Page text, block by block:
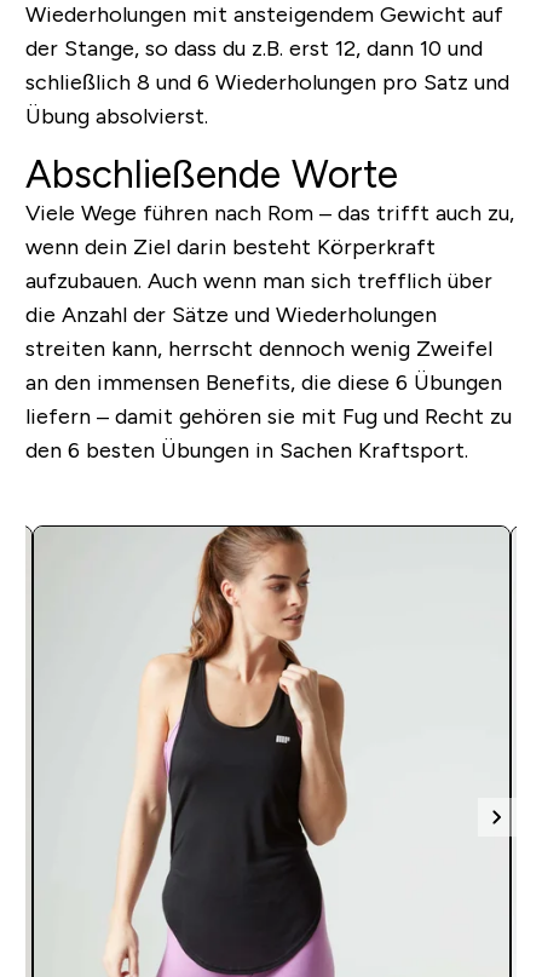
Wiederholungen mit ansteigendem Gewicht auf
der Stange, so dass du z.B. erst 12, dann 10 und
schließlich 8 und 6 Wiederholungen pro Satz und
Übung absolvierst.
Abschließende Worte
Viele Wege führen nach Rom – das trifft auch zu,
wenn dein Ziel darin besteht Körperkraft
aufzubauen. Auch wenn man sich trefflich über
die Anzahl der Sätze und Wiederholungen
streiten kann, herrscht dennoch wenig Zweifel
an den immensen Benefits, die diese 6 Übungen
liefern – damit gehören sie mit Fug und Recht zu
den 6 besten Übungen in Sachen Kraftsport.